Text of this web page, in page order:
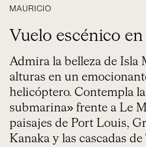
MAURICIO
Vuelo escénico
Admira la belleza de Isla
alturas en un
helicóptero. Contempla
submarina» frente a Le
paisajes de Port Louis,
Kanaka y las cascadas